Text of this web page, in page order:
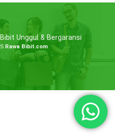
Unggul & Bergaransi
Rawa Bibit.com